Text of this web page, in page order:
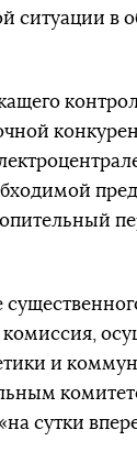
ситуации в
и
сутки